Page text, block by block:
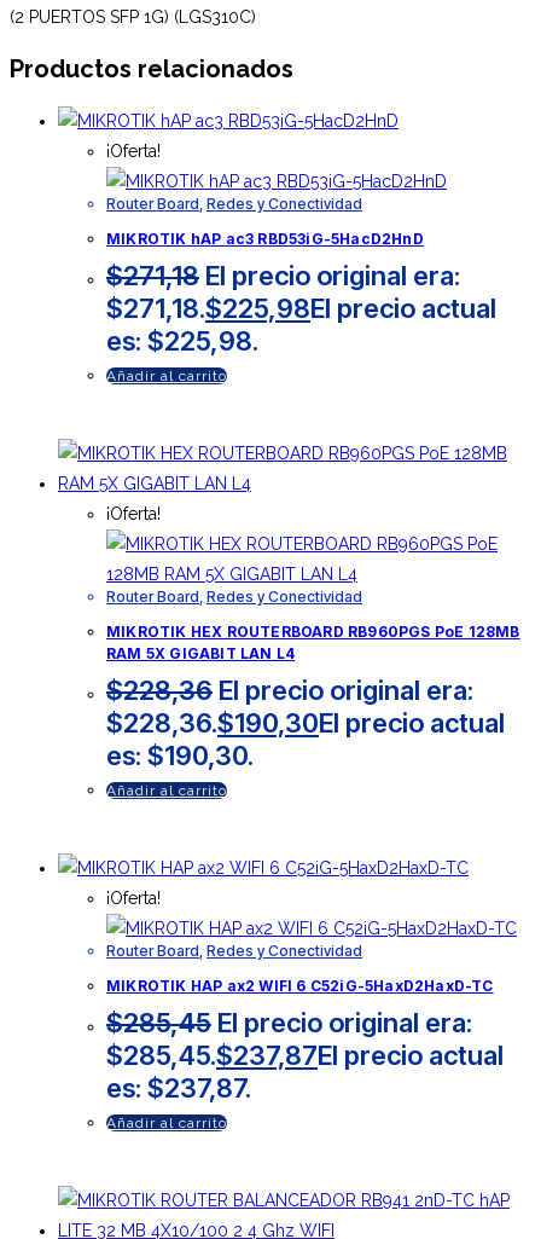
(2 PUERTOS SFP 1G) (LGS310C)
Productos relacionados
¡Oferta!
Router Board, Redes y Conectividad
MIKROTIK hAP ac3 RBD53iG-5HacD2HnD
$271,18 El precio original era:
$271,18.$225,98El precio actual
es: $225,98.
Añadir al carrito
¡Oferta!
Router Board Redes y Conectividad
MIKROTIK HEX ROUTERBOARD RB960PGS PoE 128MB
RAM 5X GIGABIT LAN L4
$228,36 El precio original era:
$228,36.$190,30El precio actual
es: $190,30.
Añadir al carrito
¡Oferta!
Router Board Redes y Conectividad
MIKROTIK HAP ax2 WIFI 6 C52iG-5HaxD2HaxD-TC
$285,45 El precio original era:
$285,45.$237,87El precio actual
es: $237,87.
Añadir al carrito